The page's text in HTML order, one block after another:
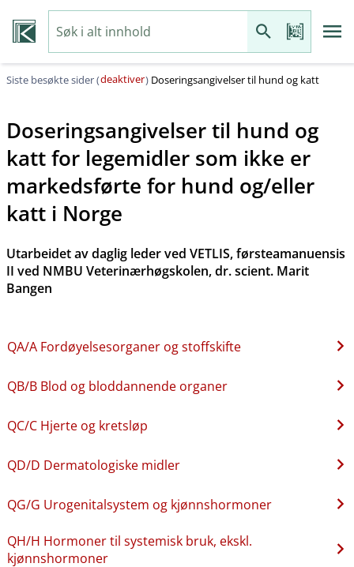
Siste besøkte sider (deaktiver) Doseringsangivelser til hund og katt
Doseringsangivelser til hund og
katt for legemidler som ikke er
markedsførte for hund og​/​eller
katt i Norge
Utarbeidet av daglig leder ved VETLIS, førsteamanuensis
II ved NMBU Veterinærhøgskolen, dr. scient. Marit
Bangen
QA​/​A Fordøyelsesorganer og stoffskifte
QB​/​B Blod og bloddannende organer
QC​/​C Hjerte og kretsløp
QD​/​D Dermatologiske midler
QG​/​G Urogenitalsystem og kjønnshormoner
QH​/​H Hormoner til systemisk bruk, ekskl.
kjønnshormoner